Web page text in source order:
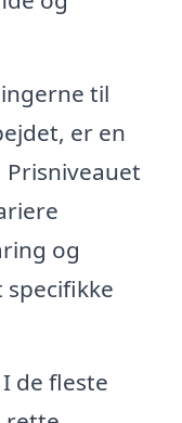
til
er en
og
I de fleste